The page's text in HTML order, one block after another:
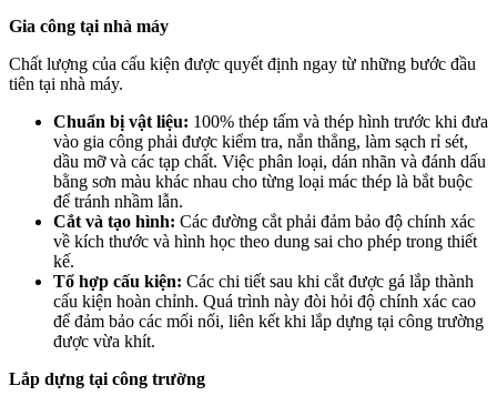
Gia công tại nhà máy
Chất lượng của cấu kiện được quyết định ngay từ những bước đầu
tiên tại nhà máy.
Chuẩn bị vật liệu: 100% thép tấm và thép hình trước khi đưa
vào gia công phải được kiểm tra, nắn thẳng, làm sạch rỉ sét,
dầu mỡ và các tạp chất. Việc phân loại, dán nhãn và đánh dấu
bằng sơn màu khác nhau cho từng loại mác thép là bắt buộc
để tránh nhầm lẫn.
Cắt và tạo hình: Các đường cắt phải đảm bảo độ chính xác
về kích thước và hình học theo dung sai cho phép trong thiết
kế.
Tổ hợp cấu kiện: Các chi tiết sau khi cắt được gá lắp thành
cấu kiện hoàn chỉnh. Quá trình này đòi hỏi độ chính xác cao
để đảm bảo các mối nối, liên kết khi lắp dựng tại công trường
được vừa khít.
Lắp dựng tại công trường